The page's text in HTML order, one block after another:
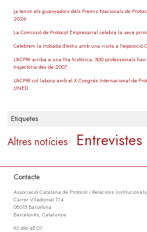
Ja tenim els guanyadors dels Premis Nacionals de
2026
La Comissió de Protocol Empresarial celebra la seva
Celebrem la trobada d’estiu amb una visita a l’exposició
L’ACPRI arriba a una fita històrica: 500 professionals
trajectòria des de 2007
L’ACPRI col·labora amb el X Congrés Internacional de
UNED
Etiquetes
Altres notícies Entrevistes
Contacte
Associació Catalana de Protocol i Relacions Institucionals
Carrer Viladomat 174
08015 Barcelona
Barcelonès, Catalunya
93 496 45 07